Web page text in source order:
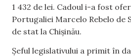
1 432 de lei. Cadoul i-a fost
Portugaliei Marcelo Rebelo de
de stat la Chișinău.
Șeful legislativului a primit în